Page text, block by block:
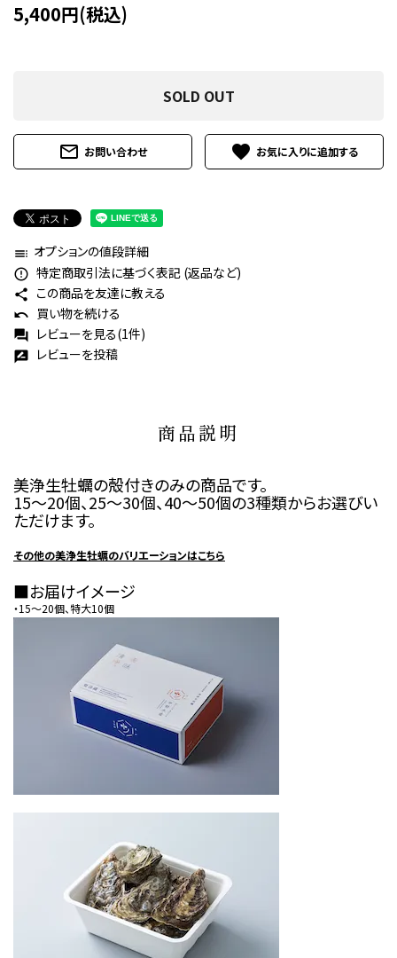
5,400円(税込)
SOLD OUT
mail_outline お問い合わせ favorite
toc オプションの値段詳細
error_outline 特定商取引法に基づく表記 (返品など)
share この商品を友達に教える
undo 買い物を続ける
forum レビューを見る(1件)
rate_review レビューを投稿
商品説明
美浄生牡蠣の殻付きのみの商品です。
15〜20個、25〜30個、40〜50個の3種類からお選びい
ただけます。
その他の美浄生牡蠣のバリエーションはこちら
■お届けイメージ
・15〜20個、特大10個